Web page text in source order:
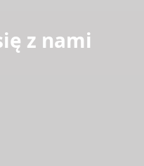
z nami